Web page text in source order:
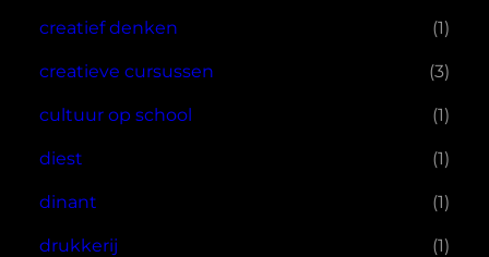
creatief denken (1)
creatieve cursussen (3)
cultuur op school (1)
diest (1)
dinant (1)
drukkerij (1)